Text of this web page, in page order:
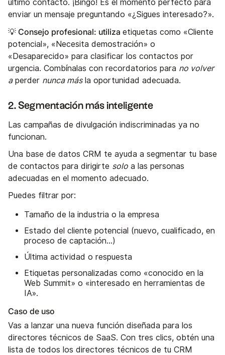
último contacto. ¡Bingo! Es el momento perfecto para
enviar un mensaje preguntando «¿Sigues interesado?».
💡 Consejo profesional: utiliza etiquetas como «Cliente
potencial», «Necesita demostración» o
«Desaparecido» para clasificar los contactos por
urgencia. Combínalas con recordatorios para no volver
aperder nunca másla oportunidad adecuada.
2. Segmentación más inteligente
Las campañas de divulgación indiscriminadas ya no
funcionan.
Una base de datos CRM te ayuda a segmentar tu base
de contactos para dirigirte solo a las personas
adecuadas en el momento adecuado.
Puedes filtrar por:
Tamaño de la industria o la empresa
Estado del cliente potencial (nuevo, cualificado, en
proceso de captación...)
Última actividad o respuesta
Etiquetas personalizadas como «conocido en la
Web Summit» o «interesado en herramientas de
IA».
Caso de uso
Vas a lanzar una nueva función diseñada para los
directores técnicos de SaaS. Con tres clics, obtén una
lista de todos los directores técnicos de tu CRM